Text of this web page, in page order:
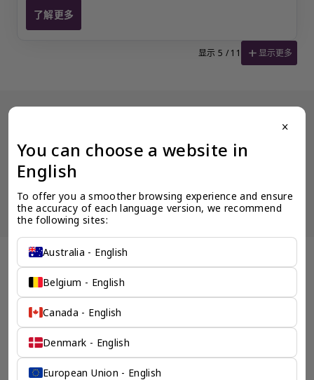
了解更多
马耳他居民秘书
显示 5 / 11 add显示更多
没有看到阁下期望的产品？更多产品信息可应要求提供。
为了确保奕资环球 ™（中国内地）的服务质量标准，我们限制某些产
品公开展示，以避免混淆和不道德的竞争。请使用此表格填写您的请
全球 公司秘书 企业服务 - 奕资环球 ™（中国内地）
专业也全面的企业服务机
构
奕资环球所服务的国家数量在所有同类公司中数一数二。我们
所有为您提供服务的员工都有国际工作的背景，清楚的了解在
全球从商的概念，永远站在您的角度看待问题，并提供最适合
的解决方案。
close
You can choose a website in
English
To offer you a smoother browsing experience and ensure
the accuracy of each language version, we recommend
the following sites:
Australia - English
Belgium - English
Canada - English
Denmark - English
European Union - English